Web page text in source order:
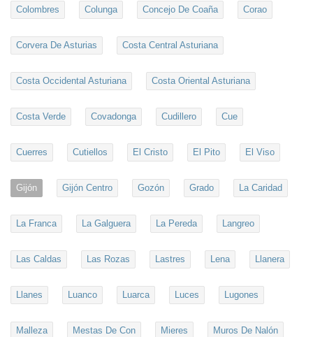
Colombres Colunga Concejo De Coaña Corao
Corvera De Asturias Costa Central Asturiana
Costa Occidental Asturiana Costa Oriental Asturiana
Costa Verde Covadonga Cudillero Cue
Cuerres Cutiellos El Cristo El Pito El Viso
Gijón Gijón Centro Gozón Grado La Caridad
La Franca La Galguera La Pereda Langreo
Las Caldas Las Rozas Lastres Lena Llanera
Llanes Luanco Luarca Luces Lugones
Malleza Mestas De Con Mieres Muros De Nalón